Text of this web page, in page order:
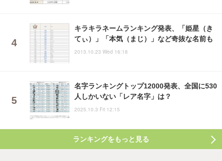
キラキラネームランキング発表、「姫星（き
てぃ）」「本気（まじ）」など奇抜な名前も
2013.10.23 Wed 16:18
名字ランキングトップ12000発表、全国に530
人しかいない「レア名字」は？
2025.10.3 Fri 12:15
ランキングをもっと見る